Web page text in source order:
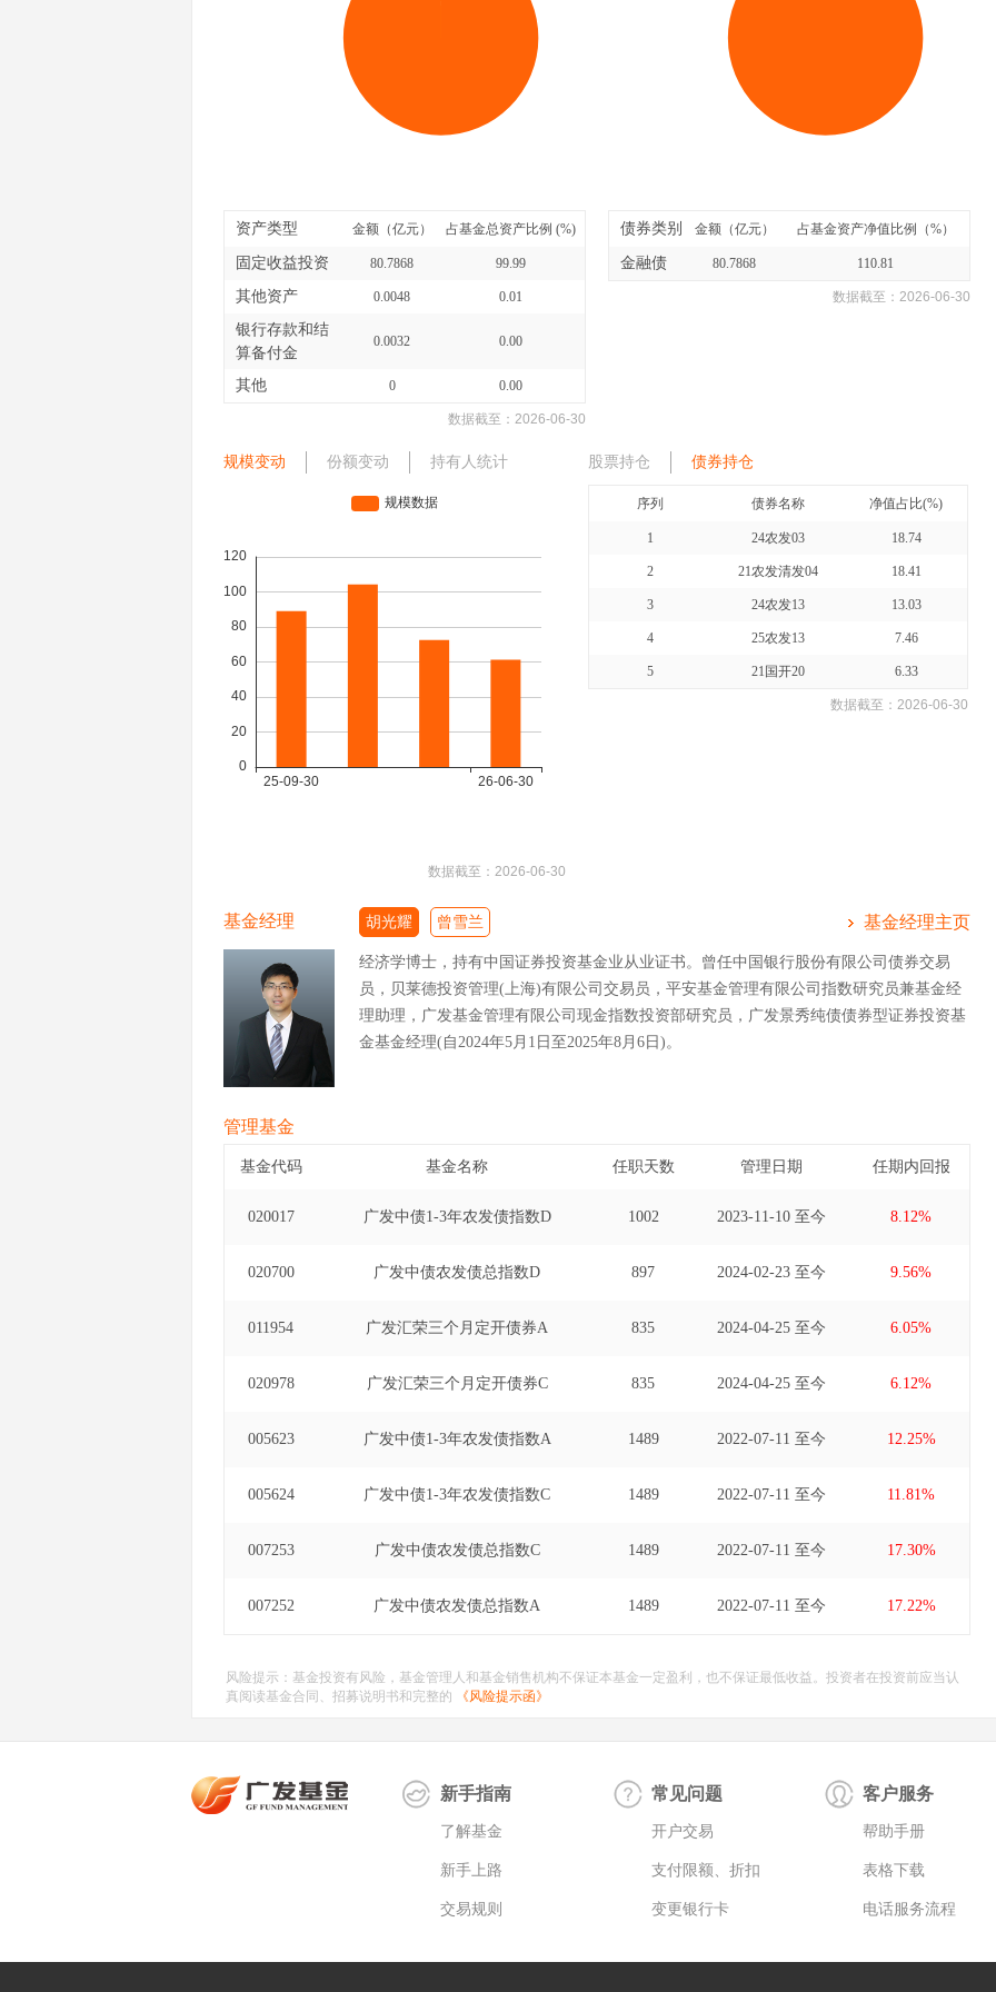
资产类型 金额（亿元） 占基金总资产比例 (%)
固定收益投资 80.7868 99.99
其他资产 0.0048 0.01
银行存款和结
算备付金
0.0032 0.00
其他 0 0.00
数据截至： 2026-06-30
债券类别 金额（亿元） 占基金资产净值比例（%）
金融债 80.7868 110.81
数据截至： 2026-06-30
规模变动 份额变动 持有人统计
数据截至： 2026-06-30
股票持仓 债券持仓
序列 债券名称 净值占比(%)
1 24农发03 18.74
2 21农发清发04 18.41
3 24农发13 13.03
4 25农发13 7.46
5 21国开20 6.33
数据截至： 2026-06-30
基金经理 胡光耀 曾雪兰 基金经理主页
经济学博士，持有中国证券投资基金业从业证书。曾任中国银行股份有限公司债券交易
员，贝莱德投资管理(上海)有限公司交易员，平安基金管理有限公司指数研究员兼基金经
理助理，广发基金管理有限公司现金指数投资部研究员，广发景秀纯债债券型证券投资基
金基金经理(自2024年5月1日至2025年8月6日)。
管理基金
基金代码 基金名称 任职天数 管理日期 任期内回报
020017 广发中债1-3年农发债指数D 1002 2023-11-10 至今 8.12%
020700 广发中债农发债总指数D 897 2024-02-23 至今 9.56%
011954 广发汇荣三个月定开债券A 835 2024-04-25 至今 6.05%
020978 广发汇荣三个月定开债券C 835 2024-04-25 至今 6.12%
005623 广发中债1-3年农发债指数A 1489 2022-07-11 至今 12.25%
005624 广发中债1-3年农发债指数C 1489 2022-07-11 至今 11.81%
007253 广发中债农发债总指数C 1489 2022-07-11 至今 17.30%
007252 广发中债农发债总指数A 1489 2022-07-11 至今 17.22%
风险提示：基金投资有风险，基金管理人和基金销售机构不保证本基金一定盈利，也不保证最低收益。投资者在投资前应当认
真阅读基金合同、招募说明书和完整的
《风险提示函》
新手指南
了解基金
新手上路
交易规则
常见问题
开户交易
支付限额、折扣
变更银行卡
客户服务
帮助手册
表格下载
电话服务流程